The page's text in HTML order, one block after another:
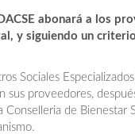
abonará a los
y siguiendo un
Sociales Especializados
sus proveedores,
de Bienestar